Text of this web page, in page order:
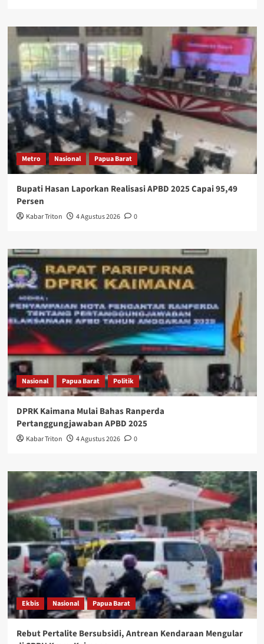
Metro Nasional Papua Barat
Bupati Hasan Laporkan Realisasi APBD 2025 Capai 95,49
Persen
Kabar Triton 4 Agustus 2026 0
Nasional Papua Barat Politik
DPRK Kaimana Mulai Bahas Ranperda
Pertanggungjawaban APBD 2025
Kabar Triton 4 Agustus 2026 0
Ekbis Nasional Papua Barat
Rebut Pertalite Bersubsidi, Antrean Kendaraan Mengular